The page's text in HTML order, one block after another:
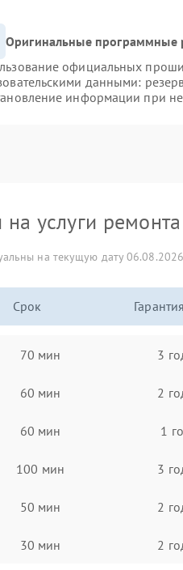
Оригинальные программные
официальных
данными:
информации при
услуги ремонта
на текущую дату 06.08.2026
Срок Гарантия
70 мин 3
60 мин 2
60 мин 1
100 мин 3
50 мин 2
30 мин 2